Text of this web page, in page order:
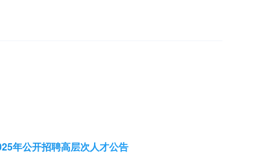
年公开招聘高层次人才公告